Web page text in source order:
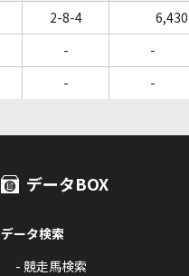
2-8-4
6,430
-
-
- -
データBOX
データ検索
- 競走馬検索